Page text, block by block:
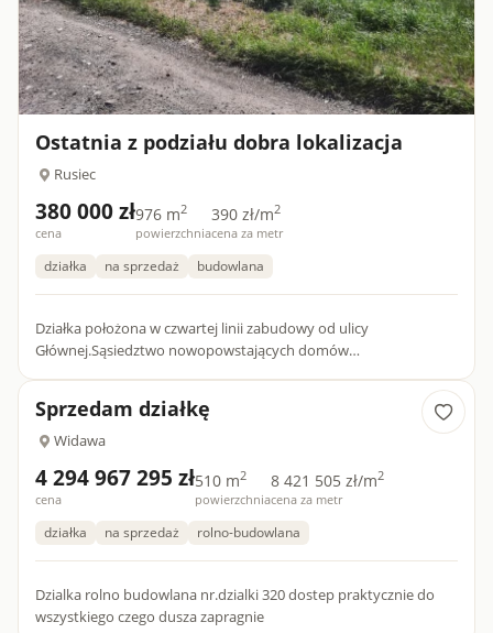
Ostatnia z podziału dobra lokalizacja
Rusiec
380 000 zł
cena
976 m2
powierzchnia
390 zł/m2
cena za metr
działka na sprzedaż budowlana
Działka położona w czwartej linii zabudowy od ulicy
Głównej.Sąsiedztwo nowopowstających domów
Sprzedam działkę
Widawa
4 294 967 295 zł
cena
510 m2
powierzchnia
8 421 505 zł/m2
cena za metr
działka na sprzedaż rolno-budowlana
Dzialka rolno budowlana nr.dzialki 320 dostep praktycznie do
wszystkiego czego dusza zapragnie